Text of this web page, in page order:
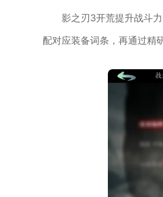
影之刃3开荒提升战斗
配对应装备词条，再通过精